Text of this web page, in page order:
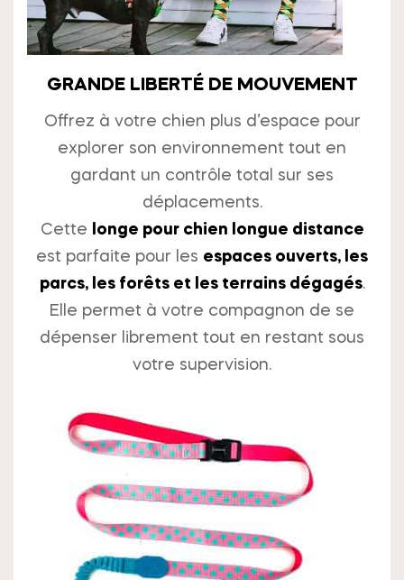
GRANDE LIBERTÉ DE MOUVEMENT
Offrez à votre chien plus d’espace pour
explorer son environnement tout en
gardant un contrôle total sur ses
déplacements.
Cette longe pour chien longue distance
est parfaite pour les espaces ouverts, les
parcs, les forêts et les terrains dégagés.
Elle permet à votre compagnon de se
dépenser librement tout en restant sous
votre supervision.